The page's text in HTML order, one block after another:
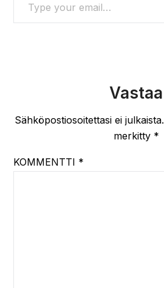
Vastaa
Sähköpostiosoitettasi ei julkaista.
merkitty *
KOMMENTTI *